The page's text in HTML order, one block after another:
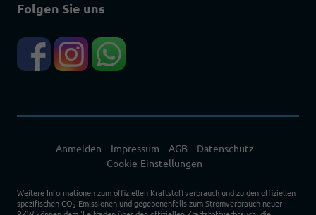
Folgen Sie uns
Anmelden Impressum AGB
Datenschutz
Cookie-Einstellungen
Weitere Informationen zum offiziellen Kraftstoffverbrauch und zu den offiziellen
spezifischen CO2-Emissionen und gegebenenfalls zum Stromverbrauch neuer